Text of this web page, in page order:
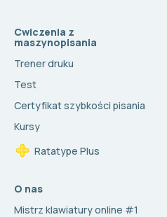
Cwiczenia z
maszynopisania
Trener druku
Test
Certyfikat szybkości pisania
Kursy
Ratatype Plus
O nas
Mistrz klawiatury online #1